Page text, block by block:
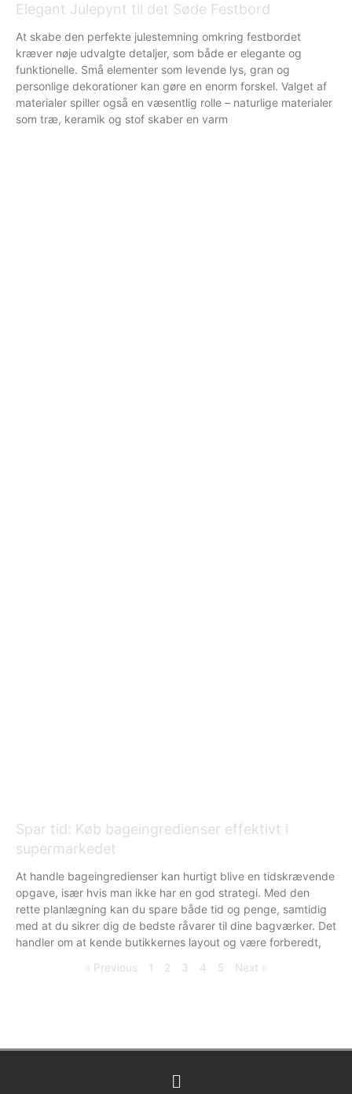
Elegant Julepynt til det Søde Festbord
At skabe den perfekte julestemning omkring festbordet
kræver nøje udvalgte detaljer, som både er elegante og
funktionelle. Små elementer som levende lys, gran og
personlige dekorationer kan gøre en enorm forskel. Valget af
materialer spiller også en væsentlig rolle – naturlige materialer
som træ, keramik og stof skaber en varm
Spar tid: Køb bageingredienser effektivt i
supermarkedet
At handle bageingredienser kan hurtigt blive en tidskrævende
opgave, især hvis man ikke har en god strategi. Med den
rette planlægning kan du spare både tid og penge, samtidig
med at du sikrer dig de bedste råvarer til dine bagværker. Det
handler om at kende butikkernes layout og være forberedt,
« Previous 1 2 3 4 5 Next »